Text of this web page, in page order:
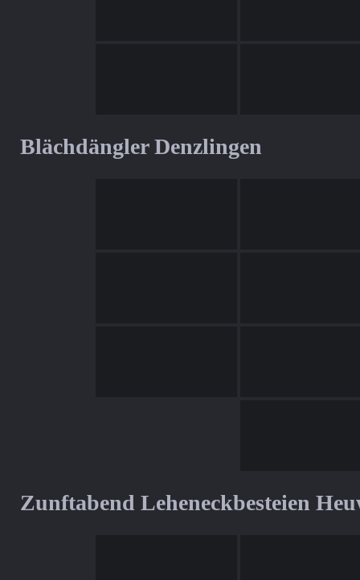
Blächdängler Denzlingen
Zunftabend Leheneckbesteien